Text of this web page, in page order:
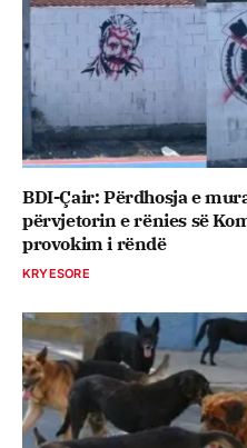
BDI-Çair: Përdhosja e
përvjetorin e rënies së
provokim i rëndë
KRYESORE